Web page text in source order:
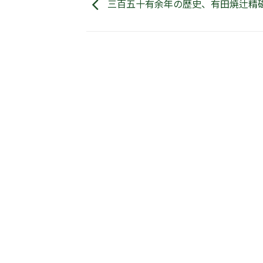
三百五十有余年の歴史、有田焼辻精